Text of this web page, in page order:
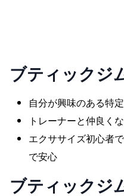
ブティックジ
自分が興味のある特
トレーナーと仲良く
エクササイズ初心者
で安心
ブティックジ